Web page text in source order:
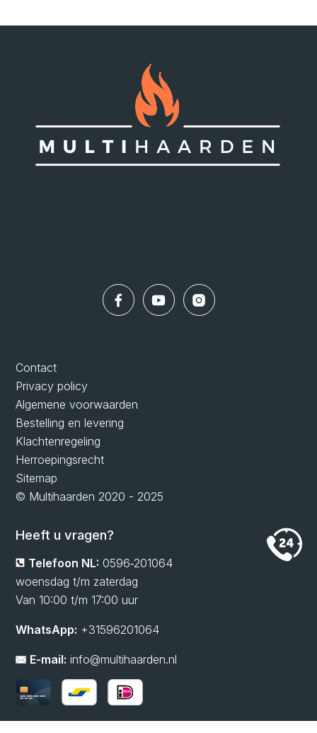
Contact
Privacy policy
Algemene voorwaarden
Bestelling en levering
Klachtenregeling
Herroepingsrecht
Sitemap
© Multihaarden 2020 - 2025
Heeft u vragen?
Telefoon NL: 0596‑201064
woensdag t/m zaterdag
Van 10:00 t/m 17:00 uur
WhatsApp: +31596201064
E-mail: info@multihaarden.nl